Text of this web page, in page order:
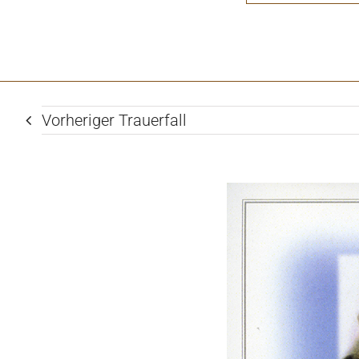
Vorheriger Trauerfall